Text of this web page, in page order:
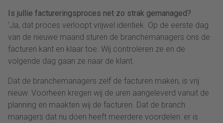
Is jullie factureringsproces net zo strak gemanaged?
‘Ja, dat proces verloopt vrijwel identiek. Op de eerste dag
van de nieuwe maand sturen de branchemanagers ons de
facturen kant en klaar toe. Wij controleren ze en de
volgende dag gaan ze naar de klant.
Dat de branchemanagers zelf de facturen maken, is vrij
nieuw. Voorheen kregen wij de uren aangeleverd vanuit de
planning en maakten wij de facturen. Dat de branch
managers dat nu doen heeft meerdere voordelen: er is